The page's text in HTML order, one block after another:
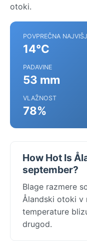
otoki.
POVPREČNA
14°C
PADAVINE
53 mm
VLAŽNOST
78%
How Hot Is
september?
Blage razmere
Ålandski otoki v
temperature
drugod.